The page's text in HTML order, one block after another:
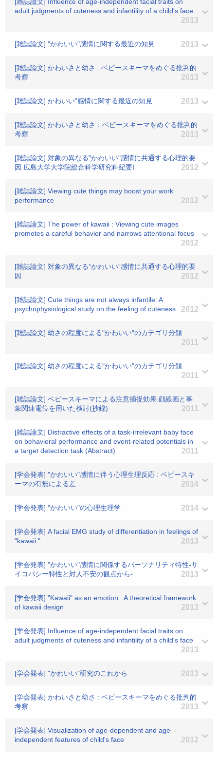
adult judgments of cuteness and infantility of a child's face
2013
[雑誌論文] "かわいい"感情に関する最近の知見 2013
[雑誌論文] かわいさと幼さ : ベビースキーマをめぐる批判的
考察
2013
[雑誌論文] かわいい”感情に関する最近の知見 2013
[雑誌論文] かわいさと幼さ：ベビースキーマをめぐる批判的
考察
2013
[雑誌論文] 対象の異なる"かわいい"感情に共通する心理的要
因 広島大学大学院総合科学研究科紀要I
2012
[雑誌論文] Viewing cute things may boost your work
performance
2012
[雑誌論文] The power of kawaii : Viewing cute images
promotes a careful behavior and narrows attentional focus
2012
[雑誌論文] 対象の異なる“かわいい”感情に共通する心理的要
因
2012
[雑誌論文] Cute things are not always infantile: A
psychophysiological study on the feeling of cuteness
2012
[雑誌論文] 幼さの程度による"かわいい"のカテゴリ分類
2011
[雑誌論文] 幼さの程度による"かわいい"のカテゴリ分類
2011
[雑誌論文] ベビースキーマによる注意捕捉効果:顔線画と事
象関連電位を用いた検討(抄録)
2011
[雑誌論文] Distractive effects of a task-irrelevant baby face
on behavioral performance and event-related potentials in
a target detection task (Abstract)
2011
[学会発表] "かわいい"感情に伴う心理生理反応 : ベビースキ
ーマの有無による差
2014
[学会発表] "かわいい"の心理生理学 2014
[学会発表] A facial EMG study of differentiation in feelings of
"kawaii."
2013
[学会発表] "かわいい"感情に関係するパーソナリティ特性-サ
イコパシー特性と対人不安の観点から-
2013
[学会発表] "Kawaii" as an emotion : A theoretical framework
of kawaii design
2013
[学会発表] Influence of age-independent facial traits on
adult judgments of cuteness and infantility of a child's face
2013
[学会発表] "かわいい"研究のこれから 2013
[学会発表] かわいさと幼さ : ベビースキーマをめぐる批判的
考察
2013
[学会発表] Visualization of age-dependent and age-
independent features of child's face
2012